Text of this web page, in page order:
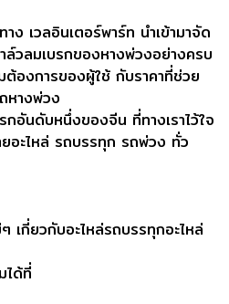
ง เวลอินเตอร์พาร์ท นำเข้ามาจัด
ล์วลมเบรกของหางพ่วงอย่างครบ
องการของผู้ใช้ กับราคาที่ช่วย
หางพ่วง
กอันดับหนึ่งของจีน ที่ทางเราไว้ใจ
ยอะไหล่ รถบรรทุก รถพ่วง ทั่ว
เกี่ยวกับอะไหล่รถบรรทุกอะไหล่
ได้ที่